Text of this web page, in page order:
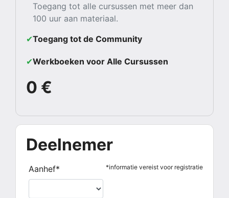
Toegang tot alle cursussen met meer dan
100 uur aan materiaal.
✔︎Toegang tot de Community
✔︎Werkboeken voor Alle Cursussen
0 €
Deelnemer
*informatie vereist voor registratie
Aanhef*